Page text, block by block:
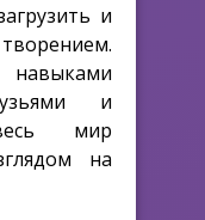
и
и
мир
на